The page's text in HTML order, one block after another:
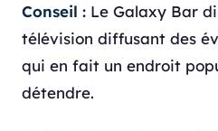
Conseil : Le Galaxy Bar
télévision diffusant des
qui en fait un endroit
détendre.